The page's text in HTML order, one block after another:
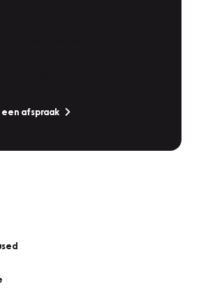
een afspraak